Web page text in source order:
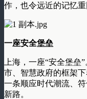
作，也令远近的记忆重
一座安全堡垒
上海，一座“安全堡垒
市、智慧政府的框架
一条顺应时代潮流、
新路。